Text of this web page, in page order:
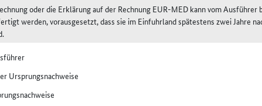
oder die Erklärung auf der Rechnung EUR-MED kann vom
werden, vorausgesetzt, dass sie im Einfuhrland spätestens zwei Jahre
Ursprungsnachweise